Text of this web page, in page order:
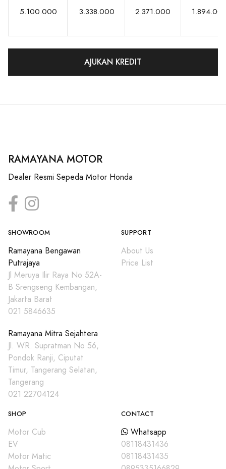
5.100.000 3.338.000 2.371.000
AJUKAN KREDIT
RAMAYANA MOTOR
Dealer Resmi Sepeda Motor Honda
SHOWROOM
Ramayana Bengawan
Putrajaya
Jl Meruya Ilir Raya No 52A-
B Srengseng Kembangan,
Jakarta Barat
021 5846635
Ramayana Mitra Sejahtera
Jl. WR. Supratman No 56,
Pondok Ranji, Ciputat
Timur, Tangerang Selatan,
Tangerang
021 22704124
SUPPORT
About Us
Price List
SHOP
Motor Cub
EV
Motor Matic
CONTACT
Whatsapp
08118431436
08118431435